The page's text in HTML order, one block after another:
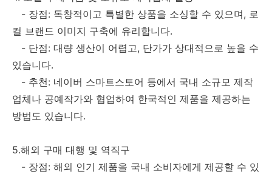
- 장점: 독창적이고 특별한 상품을 소싱할 수 있으며, 로
컬 브랜드 이미지 구축에 유리합니다.
- 단점: 대량 생산이 어렵고, 단가가 상대적으로 높을 수
있습니다.
- 추천: 네이버 스마트스토어 등에서 국내 소규모 제작
업체나 공예작가와 협업하여 한국적인 제품을 제공하는
방법도 있습니다.
5.해외 구매 대행 및 역직구
- 장점: 해외 인기 제품을 국내 소비자에게 제공할 수 있